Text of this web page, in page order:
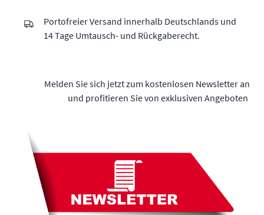
Portofreier Versand innerhalb Deutschlands und
14 Tage Umtausch- und Rückgaberecht.
Melden Sie sich jetzt zum kostenlosen Newsletter an
und profitieren Sie von exklusiven Angeboten